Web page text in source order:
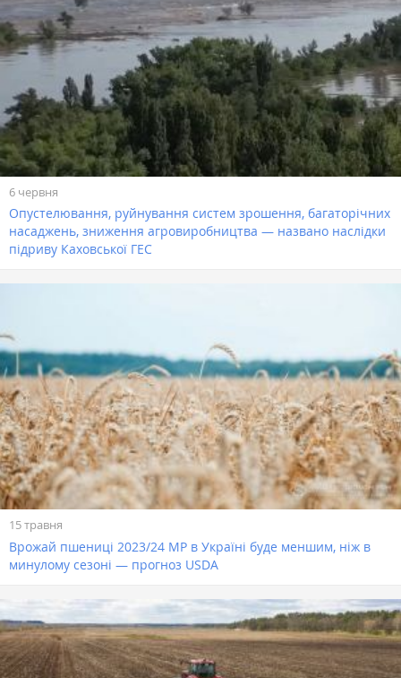
6 червня
Опустелювання, руйнування систем зрошення, багаторічних
насаджень, зниження агровиробництва — названо наслідки
підриву Каховської ГЕС
15 травня
Врожай пшениці 2023/24 МР в Україні буде меншим, ніж в
минулому сезоні — прогноз USDA